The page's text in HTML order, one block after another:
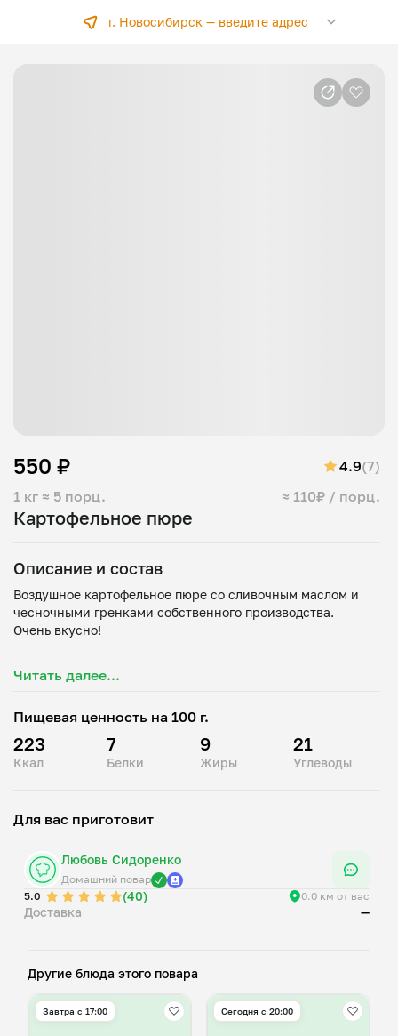
г. Новосибирск —введите адрес
Картофельное пюре
1 кг ≈ 5 порц. ≈ 110₽ / порц.
550 ₽ 4.9(7)
Описание и состав
Воздушное картофельное пюре со сливочным маслом и
чесночными гренками собственного производства.
Очень вкусно!
Читать далее...
Пищевая ценность на 100 г.
223
Ккал
7
Белки
9
Жиры
21
Углеводы
Для вас приготовит
Любовь Сидоренко
Домашний повар
5.0
(40) 0.0 км от вас
Доставка —
Другие блюда этого повара
Завтра c 17:00 Сегодня с 20:00